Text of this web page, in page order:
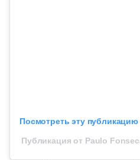
Посмотреть эту
Публикация от Paulo